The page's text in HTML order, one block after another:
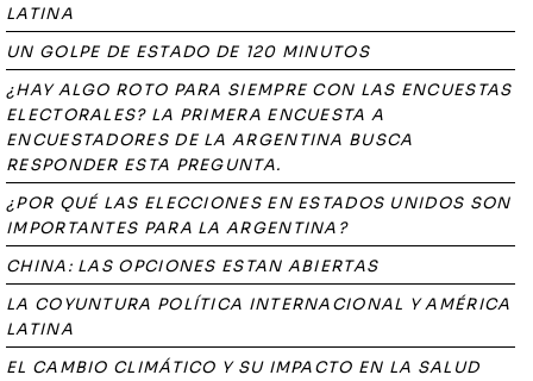
LATINA
UN GOLPE DE ESTADO DE 120 MINUTOS
¿HAY ALGO ROTO PARA SIEMPRE CON LAS ENCUESTAS
ELECTORALES? LA PRIMERA ENCUESTA A
ENCUESTADORES DE LA ARGENTINA BUSCA
RESPONDER ESTA PREGUNTA.
¿POR QUÉ LAS ELECCIONES EN ESTADOS UNIDOS SON
IMPORTANTES PARA LA ARGENTINA?
CHINA: LAS OPCIONES ESTAN ABIERTAS
LA COYUNTURA POLÍTICA INTERNACIONAL Y AMÉRICA
LATINA
EL CAMBIO CLIMÁTICO Y SU IMPACTO EN LA SALUD